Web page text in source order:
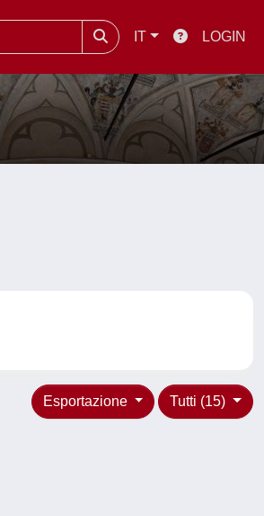
IT LOGIN
Tutti (15)
Esportazione